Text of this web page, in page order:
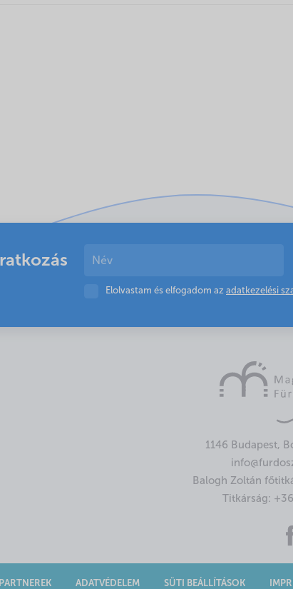
Elolvastam és elfogadom az adatkezelési
1146 Budapest,
Balogh Zoltán
Titkárság:
PARTNEREK ADATVÉDELEM SÜTI BEÁLLÍTÁSOK